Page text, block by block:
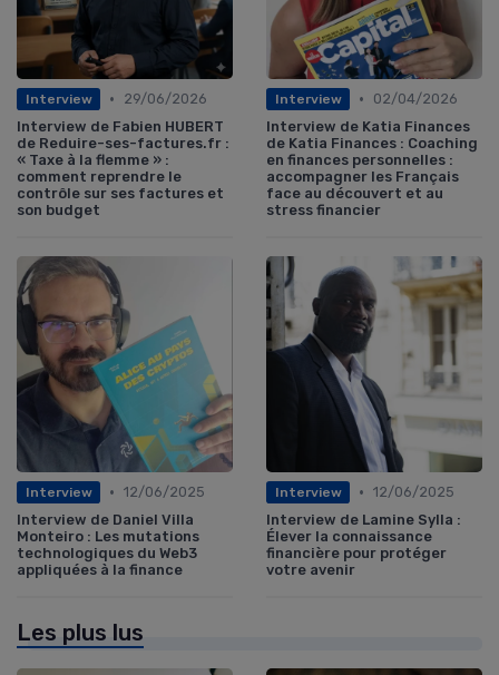
Interview •
29/06/2026
Interview de Fabien HUBERT
de Reduire-ses-factures.fr :
« Taxe à la flemme » :
comment reprendre le
contrôle sur ses factures et
son budget
Interview •
02/04/2026
Interview de Katia Finances
de Katia Finances : Coaching
en finances personnelles :
accompagner les Français
face au découvert et au
stress financier
Interview • 12/06/2025
Interview de Daniel Villa
Monteiro : Les mutations
technologiques du Web3
appliquées à la finance
Interview • 12/06/2025
Interview de Lamine Sylla :
Élever la connaissance
financière pour protéger
votre avenir
Les plus lus